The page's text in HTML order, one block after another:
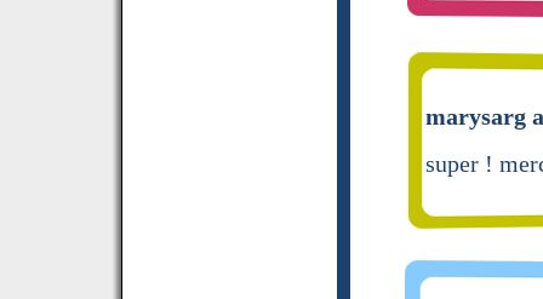
marysarg
super !